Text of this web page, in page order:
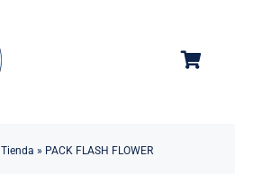
Tienda » PACK FLASH FLOWER